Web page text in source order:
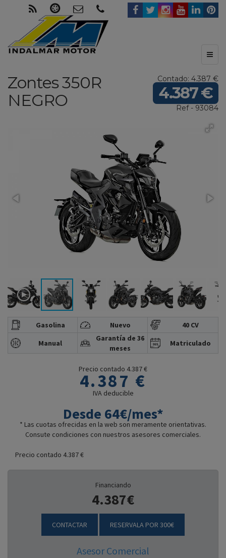
Contado: 4.387 €
4.387 €
Ref - 93084
Zontes350R
NEGRO
Gasolina Nuevo
40 CV
Manual
Garantía de 36
meses
Matriculado
Precio contado 4.387 €
4.387 €
IVA deducible
Desde 64€/mes*
* Las cuotas ofrecidas en la web son meramente orientativas.
Consute condiciones con nuestros asesores comerciales.
Precio contado 4.387 €
Financiando
4.387€
CONTACTAR RESERVALA POR 300€
Asesor Comercial